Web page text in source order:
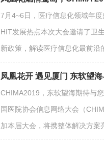
7月4~6日，医疗信息化领域年
HIT发展热点本次大会邀请了卫
新政策，解读医疗信息化最前
凤凰花开 遇见厦门 东软望
CHIMA2019，东软望海期待与
国医院协会信息网络大会（
加本届大会，将携整体解决方